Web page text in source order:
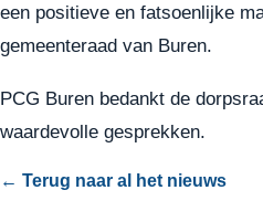
een positieve en fatsoenlijke
gemeenteraad van Buren.
PCG Buren bedankt de
waardevolle gesprekken.
← Terug naar al het nieuws